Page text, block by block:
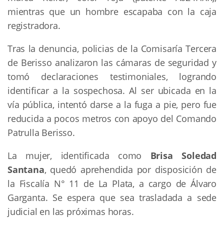
mientras que un hombre escapaba con la caja
registradora.
Tras la denuncia, policias de la Comisaría Tercera
de Berisso analizaron las cámaras de seguridad y
tomó declaraciones testimoniales, logrando
identificar a la sospechosa. Al ser ubicada en la
vía pública, intentó darse a la fuga a pie, pero fue
reducida a pocos metros con apoyo del Comando
Patrulla Berisso.
La mujer, identificada como Brisa Soledad
Santana, quedó aprehendida por disposición de
la Fiscalía N° 11 de La Plata, a cargo de Álvaro
Garganta. Se espera que sea trasladada a sede
judicial en las próximas horas.